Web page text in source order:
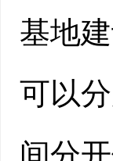
基地
可以